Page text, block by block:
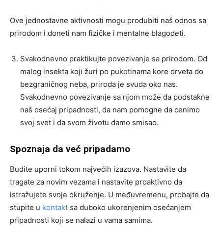
Ove jednostavne aktivnosti mogu produbiti naš odnos sa
prirodom i doneti nam fizičke i mentalne blagodeti.
Svakodnevno praktikujte povezivanje sa prirodom. Od
malog insekta koji žuri po pukotinama kore drveta do
bezgraničnog neba, priroda je svuda oko nas.
Svakodnevno povezivanje sa njom može da podstakne
naš osećaj pripadnosti, da nam pomogne da cenimo
svoj svet i da svom životu damo smisao.
Spoznaja da već pripadamo
Budite uporni tokom najvećih izazova. Nastavite da
tragate za novim vezama i nastavite proaktivno da
istražujete svoje okruženje. U međuvremenu, probajte da
stupite u kontakt sa duboko ukorenjenim osećanjem
pripadnosti koji se nalazi u vama samima.